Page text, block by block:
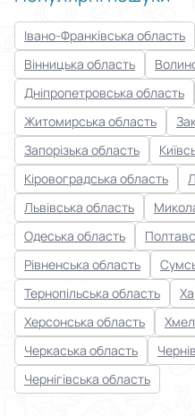
Івано-Франківська область
Вінницька область
Дніпропетровська область
Житомирська область
Запорізька область
Кіровоградська область
Львівська область
Одеська область
Рівненська область
Тернопільська область
Херсонська область
Черкаська область
Чернігівська область